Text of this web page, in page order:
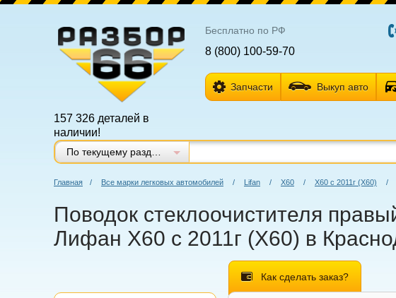
157 326 деталей в
наличии!
Бесплатно по РФ
8 (800) 100-59-70
Запчасти Выкуп авто
Главная / Все марки легковых автомобилей / Lifan / Х60 / X60 с 2011г (Х60) /
Поводок стеклоочистителя
Лифан X60 с 2011г (Х60) в
Как сделать заказ?